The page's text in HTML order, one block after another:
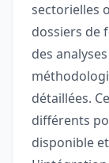
sectorielles
dossiers de
des
détaillées.
différents
disponible